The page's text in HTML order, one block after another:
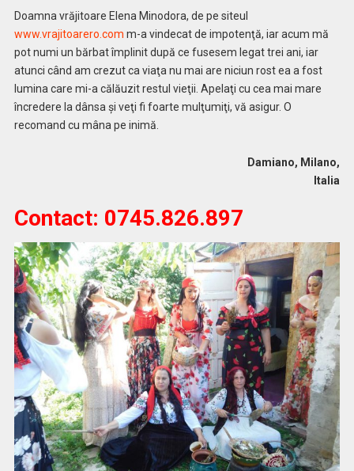
Doamna vrăjitoare Elena Minodora, de pe siteul
www.vrajitoarero.com m-a vindecat de impotenţă, iar acum mă
pot numi un bărbat împlinit după ce fusesem legat trei ani, iar
atunci când am crezut ca viaţa nu mai are niciun rost ea a fost
lumina care mi-a călăuzit restul vieţii. Apelaţi cu cea mai mare
încredere la dânsa şi veţi fi foarte mulţumiţi, vă asigur. O
recomand cu mâna pe inimă.
Damiano, Milano,
Italia
Contact: 0745.826.897